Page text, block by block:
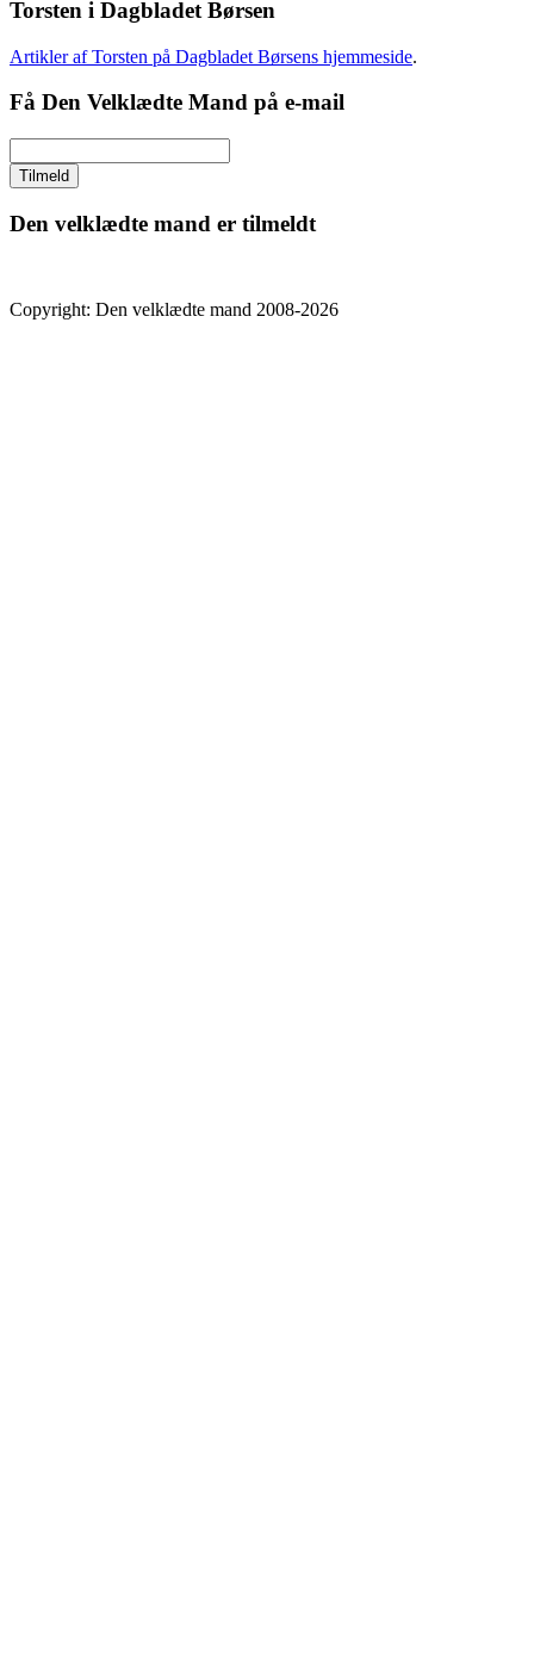
Torsten i Dagbladet Børsen
Artikler af Torsten på Dagbladet Børsens hjemmeside.
Få Den Velklædte Mand på e-mail
Den velklædte mand er tilmeldt
Copyright: Den velklædte mand 2008-2026